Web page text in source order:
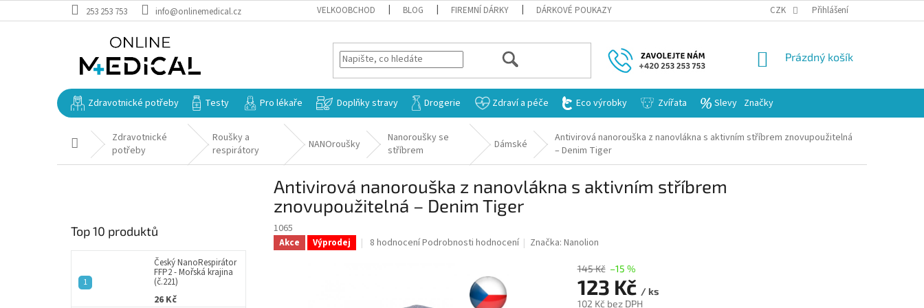
na
253 253 753 info@onlinemedical.cz VELKOOBCHOD BLOG FIREMNÍ DÁRKY DÁRKOVÉ POUKAZY CZK Přihlášení
HLEDAT
NÁKUPNÍ
Prázdný košík
Zdravotnické potřeby Testy Pro lékaře Doplňky stravy Drogerie Zdraví a péče Eco výrobky Zvířata Slevy Značky
Domů Zdravotnické
potřeby
Roušky a
respirátory
NANOroušky
Nanoroušky se
stříbrem
Dámské
Antivirová nanorouška z nanovlákna s aktivním stříbrem znovupoužitelná
– Denim Tiger
Top 10 produktů
Český NanoRespirátor
FFP2 - Mořská krajina
(č.221)
26 Kč
Antivirová nanorouška z nanovlákna s aktivním stříbrem
znovupoužitelná – Denim Tiger
1065
Akce Výprodej
Průměrné
8 hodnoceníPodrobnosti hodnocení Značka:Nanolion
145 Kč –15 %
123 Kč / ks
102 Kč bez DPH